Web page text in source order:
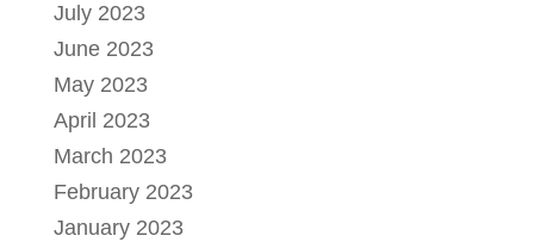
July 2023
June 2023
May 2023
April 2023
March 2023
February 2023
January 2023